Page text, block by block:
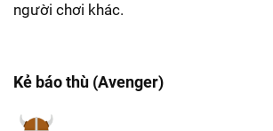
người chơi khác.
Kẻ báo thù (Avenger)